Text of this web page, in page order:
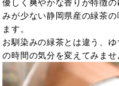
優しく爽やかな香りが特徴
みが少ない静岡県産の緑茶
ます。
お馴染みの緑茶とは違う、
の時間の気分を変えてみませ